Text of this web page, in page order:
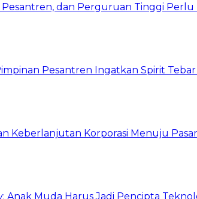
dan Perguruan Tinggi
Pesantren Ingatkan Spirit
Keberlanjutan Korporasi Menuju
Anak Muda Harus Jadi Pencipta